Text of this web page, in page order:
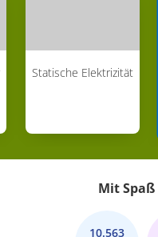
Statische Elektrizität
Mit Spaß
10.563